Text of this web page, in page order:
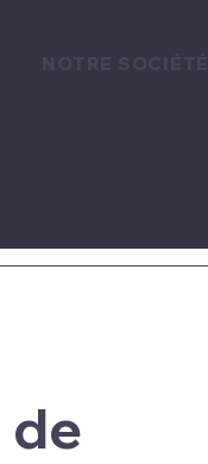
NOTRE SOCIÉTÉ
de